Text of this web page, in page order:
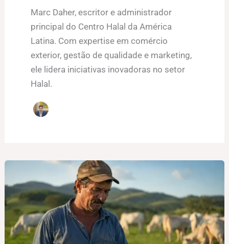
Marc Daher, escritor e administrador
principal do Centro Halal da América
Latina. Com expertise em comércio
exterior, gestão de qualidade e marketing,
ele lidera iniciativas inovadoras no setor
Halal.